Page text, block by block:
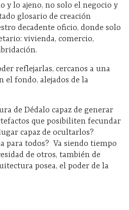
y lo ajeno, no solo el negocio y
glosario de creación
decadente oficio, donde solo
vivienda, comercio,
reflejarlas, cercanos a una
el fondo, alejados de la
de Dédalo capaz de generar
que posibiliten fecundar
capaz de ocultarlos?
para todos? Va siendo tiempo
de otros, también de
posea, el poder de la